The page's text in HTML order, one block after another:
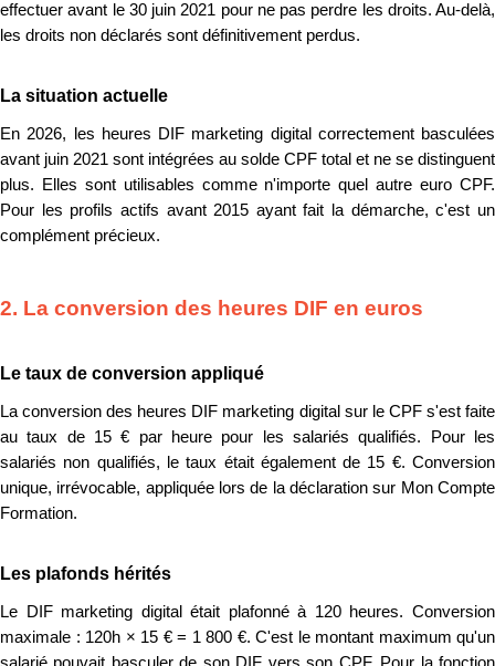
effectuer avant le 30 juin 2021 pour ne pas perdre les droits. Au-delà,
les droits non déclarés sont définitivement perdus.
La situation actuelle
En 2026, les heures DIF marketing digital correctement basculées
avant juin 2021 sont intégrées au solde CPF total et ne se distinguent
plus. Elles sont utilisables comme n'importe quel autre euro CPF.
Pour les profils actifs avant 2015 ayant fait la démarche, c'est un
complément précieux.
2. La conversion des heures DIF en euros
Le taux de conversion appliqué
La conversion des heures DIF marketing digital sur le CPF s'est faite
au taux de 15 € par heure pour les salariés qualifiés. Pour les
salariés non qualifiés, le taux était également de 15 €. Conversion
unique, irrévocable, appliquée lors de la déclaration sur Mon Compte
Formation.
Les plafonds hérités
Le DIF marketing digital était plafonné à 120 heures. Conversion
maximale : 120h × 15 € = 1 800 €. C'est le montant maximum qu'un